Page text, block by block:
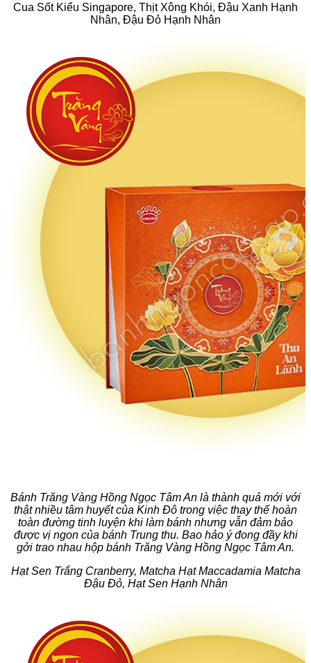
Cua Sốt Kiểu Singapore, Thịt Xông Khói, Đậu Xanh Hạnh
Nhân, Đậu Đỏ Hạnh Nhân
Bánh Trăng Vàng Hồng Ngọc Tâm An là thành quả mới với
thật nhiều tâm huyết của Kinh Đô trong việc thay thế hoàn
toàn đường tinh luyện khi làm bánh nhưng vẫn đảm bảo
được vị ngon của bánh Trung thu. Bao hảo ý đong đầy khi
gởi trao nhau hộp bánh Trăng Vàng Hồng Ngọc Tâm An.
Hạt Sen Trắng Cranberry, Matcha Hạt Maccadamia Matcha
Đậu Đỏ, Hạt Sen Hạnh Nhân